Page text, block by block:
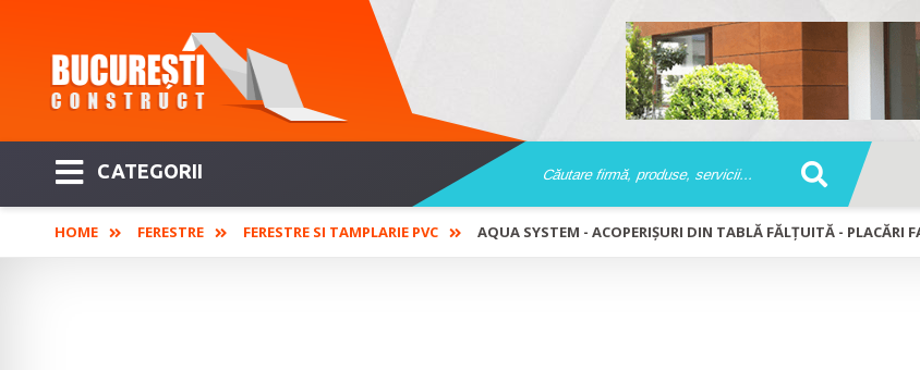
CATEGORII
HOME FERESTRE FERESTRE SI TAMPLARIE PVC AQUA SYSTEM - ACOPERIȘURI DIN TABLĂ FĂLȚUITĂ - PLACĂRI